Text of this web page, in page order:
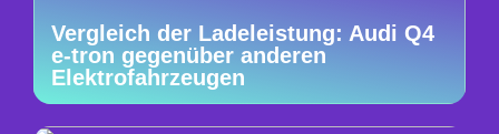
Vergleich der Ladeleistung: Audi Q4
e-tron gegenüber anderen
Elektrofahrzeugen